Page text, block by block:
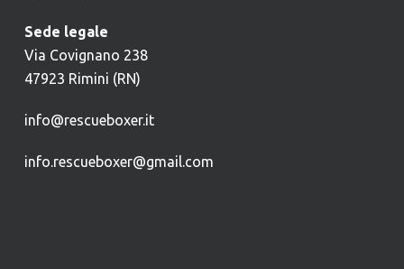
Sede legale
Via Covignano 238
47923 Rimini (RN)
info@rescueboxer.it
info.rescueboxer@gmail.com